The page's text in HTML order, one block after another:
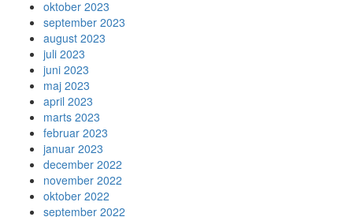
oktober 2023
september 2023
august 2023
juli 2023
juni 2023
maj 2023
april 2023
marts 2023
februar 2023
januar 2023
december 2022
november 2022
oktober 2022
september 2022